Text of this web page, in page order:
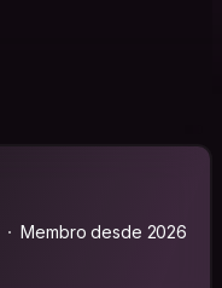
Membro desde 2026